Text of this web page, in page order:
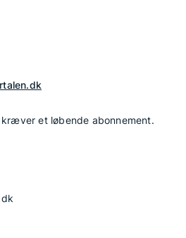
et løbende abonnement.